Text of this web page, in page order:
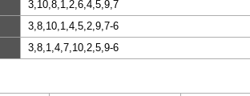
3,10,8,1,2,6,4,5,9,7
3,8,10,1,4,5,2,9,7-6
3,8,1,4,7,10,2,5,9-6